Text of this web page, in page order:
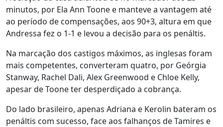
minutos, por Ela Ann Toone e manteve a vantagem até
ao período de compensações, aos 90+3, altura em que
Andressa fez o 1-1 e levou a decisão para os penáltis.
Na marcação dos castigos máximos, as inglesas foram
mais competentes, converteram quatro, por Geórgia
Stanway, Rachel Dali, Alex Greenwood e Chloe Kelly,
apesar de Toone ter desperdiçado a cobrança.
Do lado brasileiro, apenas Adriana e Kerolin bateram os
penáltis com sucesso, face aos falhanços de Tamires e